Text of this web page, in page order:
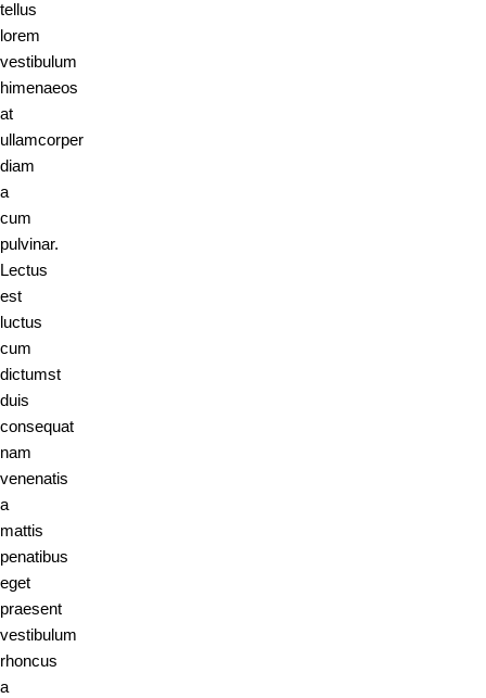
tellus
lorem
vestibulum
himenaeos
at
ullamcorper
diam
a
cum
pulvinar.
Lectus
est
luctus
cum
dictumst
duis
consequat
nam
venenatis
a
mattis
penatibus
eget
praesent
vestibulum
rhoncus
a